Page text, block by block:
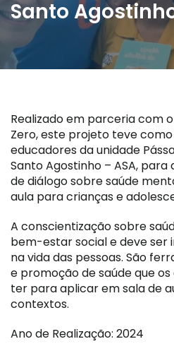
Santo
Realizado em parceria com
Zero, este projeto teve
educadores da unidade
Santo Agostinho – ASA,
de diálogo sobre saúde
aula para crianças e
A conscientização sobre
bem-estar social e deve ser
na vida das pessoas. São
e promoção de saúde que
ter para aplicar em sala de
contextos.
Ano de Realização: 2024